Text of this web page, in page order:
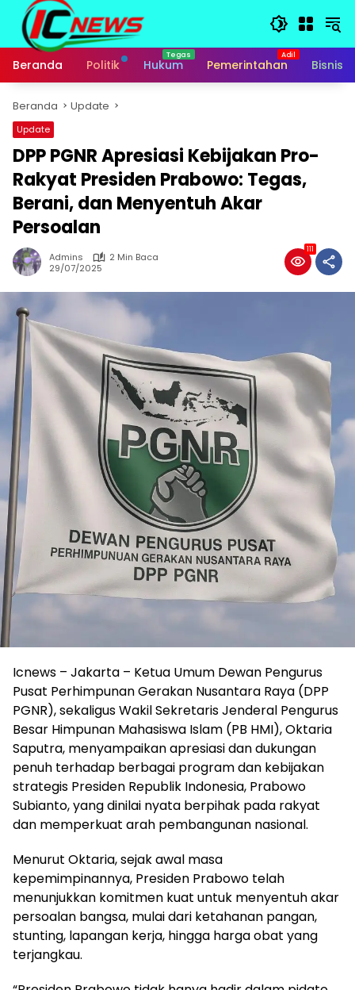
Langsung
konten
Beranda
Politik Hukum Pemerintahan Bisnis
Beranda Update
Update
DPP PGNR Apresiasi Kebijakan Pro-
Rakyat Presiden Prabowo: Tegas,
Berani, dan Menyentuh Akar
Persoalan
Admins
2 Min Baca
29/07/2025
111
Icnews – Jakarta – Ketua Umum Dewan Pengurus
Pusat Perhimpunan Gerakan Nusantara Raya (DPP
PGNR), sekaligus Wakil Sekretaris Jenderal Pengurus
Besar Himpunan Mahasiswa Islam (PB HMI), Oktaria
Saputra, menyampaikan apresiasi dan dukungan
penuh terhadap berbagai program dan kebijakan
strategis Presiden Republik Indonesia, Prabowo
Subianto, yang dinilai nyata berpihak pada rakyat
dan memperkuat arah pembangunan nasional.
Menurut Oktaria, sejak awal masa
kepemimpinannya, Presiden Prabowo telah
menunjukkan komitmen kuat untuk menyentuh akar
persoalan bangsa, mulai dari ketahanan pangan,
stunting, lapangan kerja, hingga harga obat yang
terjangkau.